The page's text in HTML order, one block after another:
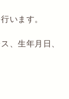
います。
、生年月日、